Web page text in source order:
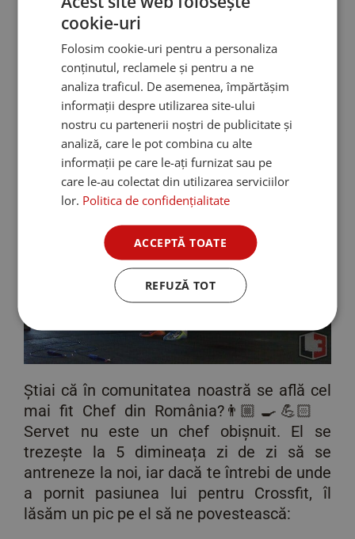
Citeste In Continuare
Povestea Lui Servet
20 October 2022 0 raspunsuri
Știai că în comunitatea noastră se află cel
mai fit Chef din România?👨🏼‍🍳💪🏻
Servet nu este un chef obișnuit. El se
trezește la 5 dimineața zi de zi să se
antreneze la noi, iar dacă te întrebi de unde
a pornit pasiunea lui pentru Crossfit, îl
lăsăm un pic pe el să ne povestească:
cookie-uri
Folosim cookie-uri pentru a personaliza
conținutul, reclamele și pentru a ne
analiza traficul. De asemenea, împărtășim
informații despre utilizarea site-ului
nostru cu partenerii noștri de publicitate și
analiză, care le pot combina cu alte
informații pe care le-ați furnizat sau pe
care le-au colectat din utilizarea serviciilor
lor. Politica de confidențialitate
ACCEPTĂ TOATE
REFUZĂ TOT